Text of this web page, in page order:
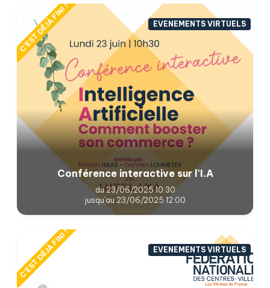
C'EST DÉJÀ FINI ! EVENEMENTS VIRTUELS
Conférence interactive sur l'I.A
du 23/06/2025 10:30
jusqu'au 23/06/2025 12:00
C'EST DÉJÀ FINI ! EVENEMENTS VIRTUELS